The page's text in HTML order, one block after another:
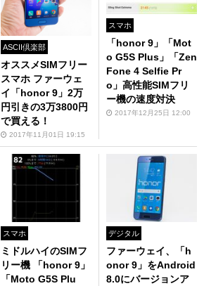
ASCII倶楽部
オススメSIMフリー
スマホ ファーウェ
イ「honor 9」2万
円引きの3万3800円
で買える！
2017年11月01日 19:15
スマホ
「honor 9」「Mot
o G5S Plus」「Zen
Fone 4 Selfie Pr
o」高性能SIMフリ
ー機の速度対決
2017年12月25日 12:00
スマホ
ミドルハイのSIMフ
リー機 「honor 9」
「Moto G5S Plu
デジタル
ファーウェイ、「h
onor 9」をAndroid
8.0にバージョンア